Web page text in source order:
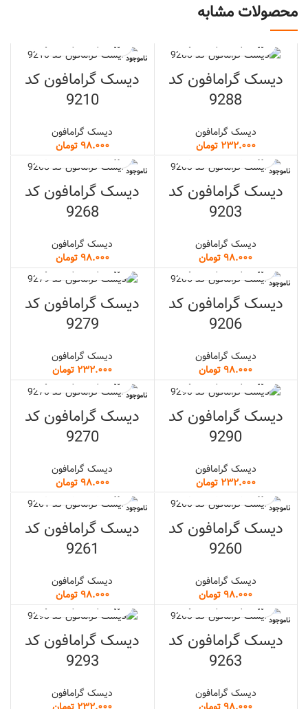
محصولات مشابه
دیسک گرامافون کد
9288
دیسک گرامافون
تومان
ناموجود
دیسک گرامافون کد
9210
دیسک گرامافون
تومان
ناموجود
دیسک گرامافون کد
9203
دیسک گرامافون
تومان
ناموجود
دیسک گرامافون کد
9268
دیسک گرامافون
تومان
ناموجود
دیسک گرامافون کد
9206
دیسک گرامافون
تومان
دیسک گرامافون کد
9279
دیسک گرامافون
تومان
دیسک گرامافون کد
9290
دیسک گرامافون
تومان
ناموجود
دیسک گرامافون کد
9270
دیسک گرامافون
تومان
ناموجود
دیسک گرامافون کد
9260
دیسک گرامافون
تومان
ناموجود
دیسک گرامافون کد
9261
دیسک گرامافون
تومان
ناموجود
دیسک گرامافون کد
9263
دیسک گرامافون
دیسک گرامافون کد
9293
دیسک گرامافون